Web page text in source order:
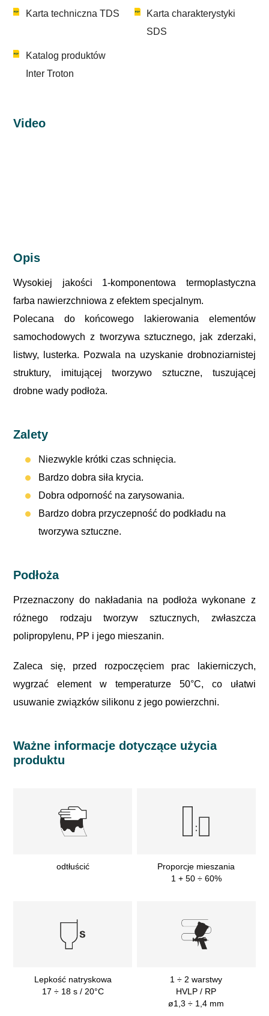
Karta techniczna TDS
Karta charakterystyki
SDS
Katalog produktów
Inter Troton
Video
Opis
Wysokiej jakości 1-komponentowa termoplastyczna
farba nawierzchniowa z efektem specjalnym.
Polecana do końcowego lakierowania elementów
samochodowych z tworzywa sztucznego, jak zderzaki,
listwy, lusterka. Pozwala na uzyskanie drobnoziarnistej
struktury, imitującej tworzywo sztuczne, tuszującej
drobne wady podłoża.
Zalety
Niezwykle krótki czas schnięcia.
Bardzo dobra siła krycia.
Dobra odporność na zarysowania.
Bardzo dobra przyczepność do podkładu na
tworzywa sztuczne.
Podłoża
Przeznaczony do nakładania na podłoża wykonane z
różnego rodzaju tworzyw sztucznych, zwłaszcza
polipropylenu, PP i jego mieszanin.
Zaleca się, przed rozpoczęciem prac lakierniczych,
wygrzać element w temperaturze 50°C, co ułatwi
usuwanie związków silikonu z jego powierzchni.
Ważne informacje dotyczące użycia
produktu
odtłuścić
Proporcje mieszania
1 + 50 ÷ 60%
Lepkość natryskowa
17 ÷ 18 s / 20°C
1 ÷ 2 warstwy
HVLP / RP
ø1,3 ÷ 1,4 mm